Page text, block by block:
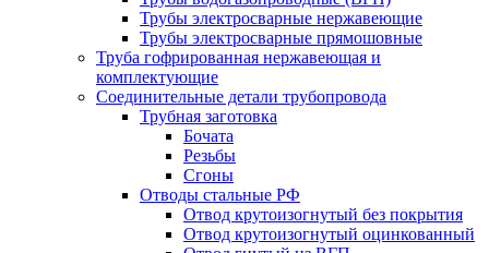
Трубы электросварные нержавеющие
Трубы электросварные прямошовные
Труба гофрированная нержавеющая и
комплектующие
Соединительные детали трубопровода
Трубная заготовка
Бочата
Резьбы
Сгоны
Отводы стальные РФ
Отвод крутоизогнутый без покрытия
Отвод крутоизогнутый оцинкованный